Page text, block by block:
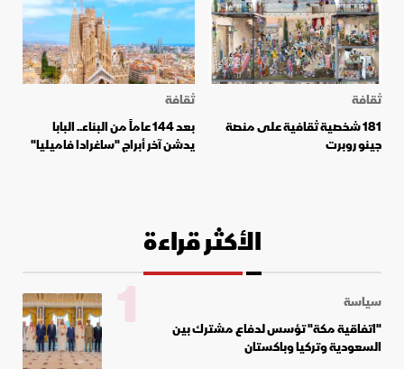
ثقافة
181 شخصية ثقافية على منصة
جينو روبرت
ثقافة
بعد 144 عاماً من البناء.. البابا
يدشن آخر أبراج "ساغرادا فاميليا"
الأكثر قراءة
سياسة
"اتفاقية مكة" تؤسس لدفاع مشترك بين
السعودية وتركيا وباكستان
1